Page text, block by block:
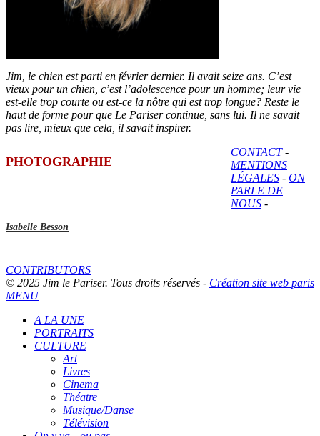
Jim, le chien est parti en février dernier. Il avait seize ans. C’est
vieux pour un chien, c’est l’adolescence pour un homme; leur vie
est-elle trop courte ou est-ce la nôtre qui est trop longue? Reste le
haut de forme pour que Le Pariser continue, sans lui. Il ne savait
pas lire, mieux que cela, il savait inspirer.
PHOTOGRAPHIE
Isabelle Besson
CONTACT-
MENTIONS
LÉGALES - ON
PARLE DE
NOUS -
CONTRIBUTORS
© 2025 Jim le Pariser. Tous droits réservés - Création site web paris
MENU
A LA UNE
PORTRAITS
CULTURE
Art
Livres
Cinema
Théatre
Musique/Danse
Télévision